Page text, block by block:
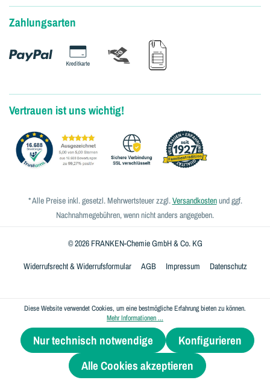
Zahlungsarten
Vertrauen ist uns wichtig!
* Alle Preise inkl. gesetzl. Mehrwertsteuer zzgl.Versandkostenund ggf.
Nachnahmegebühren, wenn nicht anders angegeben.
© 2026 FRANKEN-Chemie GmbH & Co. KG
Widerrufsrecht & Widerrufsformular AGB Impressum Datenschutz
Werkzeugleiste anzeigen
Diese Website verwendet Cookies, um eine bestmögliche Erfahrung bieten zu können.
Mehr Informationen ...
Nur technisch notwendige
Konfigurieren
Alle Cookies akzeptieren